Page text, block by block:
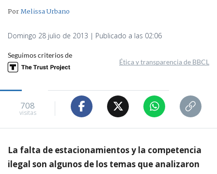
PorMelissa Urbano
Domingo 28 julio de 2013 | Publicado a las 02:06
Seguimos criterios de
Ética y transparencia de BBCL
708
visitas
La falta de estacionamientos y la competencia
ilegal son algunos de los temas que analizaron